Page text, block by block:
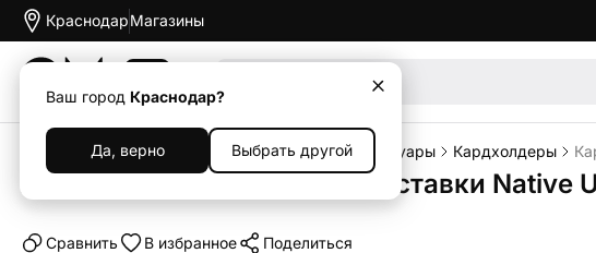
Краснодар
Ваш город Краснодар?
Да, верно Выбрать другой
Магазины
Каталог Аксессуары Прочие аксессуары Кардхолдеры
Кардхолдер с функцией подставки Native
Cравнить В избранное Поделиться